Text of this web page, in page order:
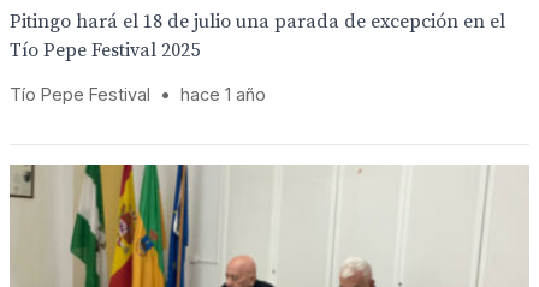
Pitingo hará el 18 de julio una parada de excepción en el
Tío Pepe Festival 2025
Tío Pepe Festival • hace 1 año